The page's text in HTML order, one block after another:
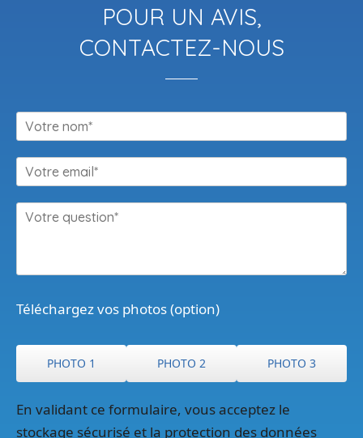
POUR UN AVIS,
CONTACTEZ-NOUS
Téléchargez vos photos (option)
PHOTO 1 PHOTO 2 PHOTO 3
En validant ce formulaire, vous acceptez le
stockage sécurisé et la protection des données